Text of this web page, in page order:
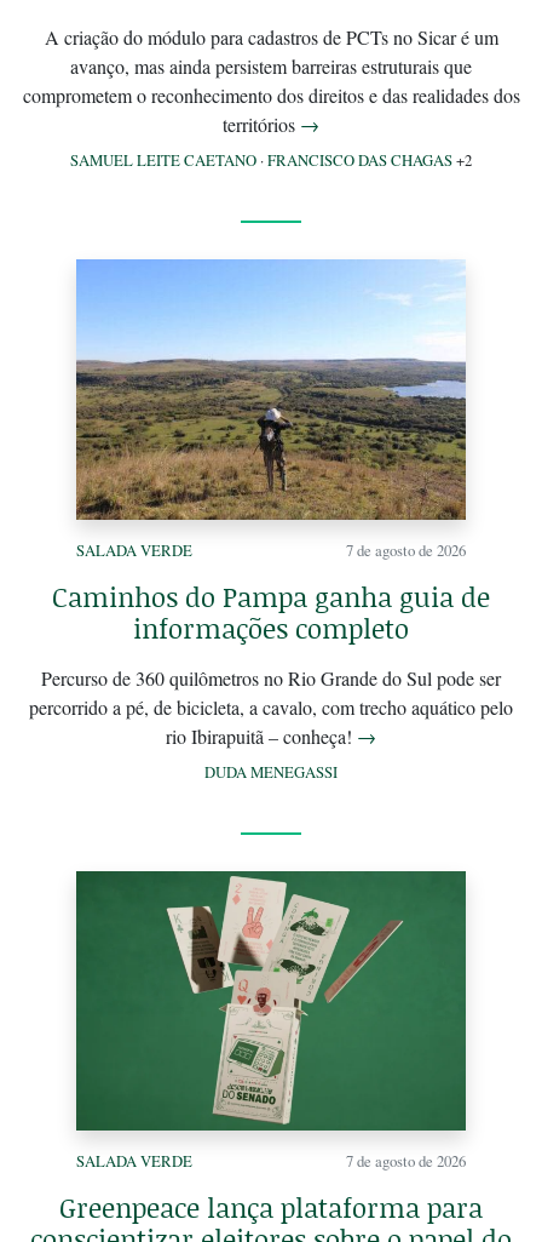
A criação do módulo para cadastros de PCTs no Sicar é um
avanço, mas ainda persistem barreiras estruturais que
comprometem o reconhecimento dos direitos e das realidades dos
territórios →
SAMUEL LEITE CAETANO ·FRANCISCO DAS CHAGAS+2
SALADA VERDE 7 de agosto de 2026
Caminhos do Pampa ganha guia de
informações completo
Percurso de 360 quilômetros no Rio Grande do Sul pode ser
percorrido a pé, de bicicleta, a cavalo, com trecho aquático pelo
rio Ibirapuitã – conheça! →
DUDA MENEGASSI
SALADA VERDE 7 de agosto de 2026
Greenpeace lança plataforma para